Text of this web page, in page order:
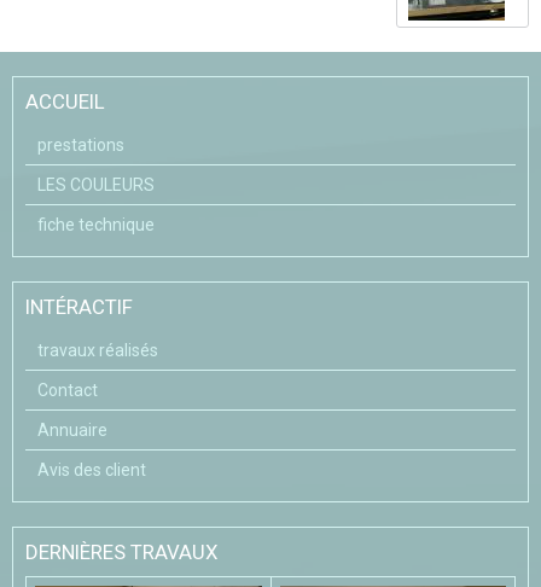
ACCUEIL
prestations
LES COULEURS
fiche technique
INTÉRACTIF
travaux réalisés
Contact
Annuaire
Avis des client
DERNIÈRES TRAVAUX